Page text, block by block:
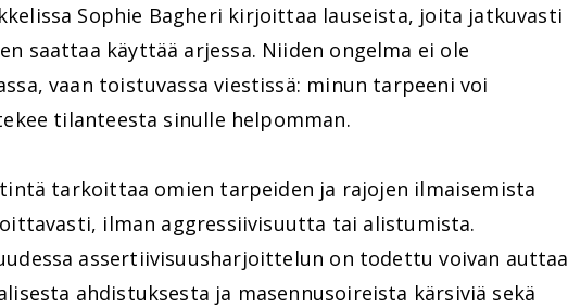
Sophie Bagheri kirjoittaa lauseista, joita jatkuvasti
saattaa käyttää arjessa. Niiden ongelma ei ole
vaan toistuvassa viestissä: minun tarpeeni voi
tilanteesta sinulle helpomman.
tarkoittaa omien tarpeiden ja rajojen ilmaisemista
ilman aggressiivisuutta tai alistumista.
assertiivisuusharjoittelun on todettu voivan auttaa
ahdistuksesta ja masennusoireista kärsiviä sekä